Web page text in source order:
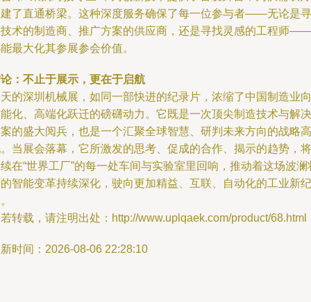
了直通桥梁。这种深度服务确保了每一位参与者——无论是寻
术的制造商、推广方案的供应商，还是寻找灵感的工程师——
最大化其参展参会价值。
：不止于展示，更在于启航
的深圳机械展，如同一部快进的纪录片，浓缩了中国制造业向
化、高端化跃迁的磅礴动力。它既是一次顶尖制造技术与解决
的盛大阅兵，也是一个汇聚全球智慧、研判未来方向的战略高
当展会落幕，它所激发的思考、促成的合作、揭示的趋势，将
在“世界工厂”的每一处车间与实验室里回响，推动着这场波澜
智能变革持续深化，驶向更加精益、互联、自动化的工业新纪
转载，请注明出处：http://www.uplqaek.com/product/68.html
时间：2026-08-06 22:28:10